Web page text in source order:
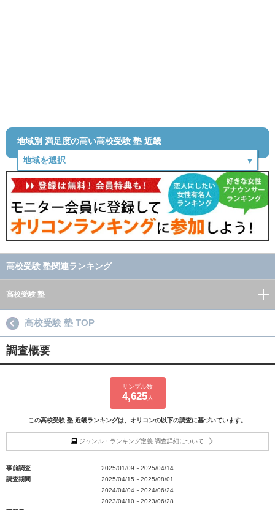
地域別 満足度の高い高校受験 塾 近畿
高校受験 塾関連ランキング
高校受験 塾
高校受験 塾 TOP
調査概要
サンプル数
4,625人
この高校受験 塾 近畿ランキングは、オリコンの以下の調査に基づいています。
ジャンル・ランキング定義 調査詳細について
事前調査
2025/01/09～2025/04/14
調査期間
2025/04/15～2025/08/01
2024/04/04～2024/06/24
2023/04/10～2023/06/28